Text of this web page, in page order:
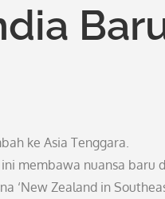
ke Asia Tenggara.
membawa nuansa baru
‘New Zealand in